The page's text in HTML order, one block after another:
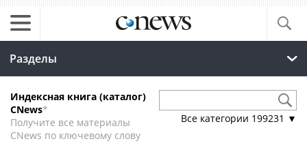
Разделы
Индексная книга (каталог)
CNews*
Получите все материалы
CNews по ключевому слову
Все категории 199231 ▼